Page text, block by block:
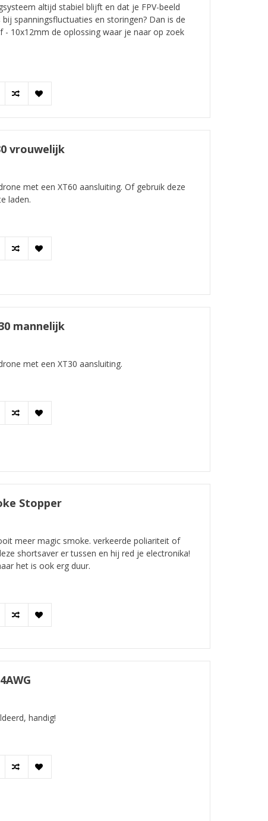
altijd stabiel blijft en dat je FPV-beeld
spanningsfluctuaties en storingen? Dan is de
- 10x12mm de oplossing waar je naar op zoek
vrouwelijk
met een XT60 aansluiting. Of gebruik deze
laden.
mannelijk
met een XT30 aansluiting.
Stopper
meer magic smoke. verkeerde poliariteit of
shortsaver er tussen en hij red je electronika!
het is ook erg duur.
handig!